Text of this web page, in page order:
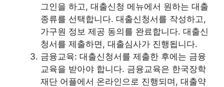
그인을 하고, 대출신청 메뉴에서 원하는 대출
종류를 선택합니다. 대출신청서를 작성하고,
가구원 정보 제공 동의를 완료합니다. 대출신
청서를 제출하면, 대출심사가 진행됩니다.
금융교육: 대출신청서를 제출한 후에는 금융
교육을 받아야 합니다. 금융교육은 한국장학
재단 어플에서 온라인으로 진행되며, 대출약